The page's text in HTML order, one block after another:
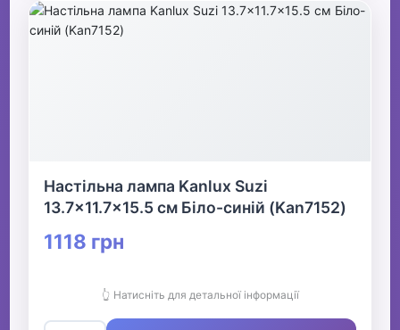
Настільна лампа Kanlux Suzi
13.7x11.7x15.5 см Біло-синій (Kan7152)
1118 грн
👆 Натисніть для детальної інформації